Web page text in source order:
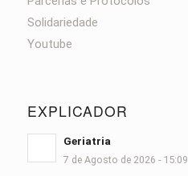
Solidariedade
Youtube
EXPLICADOR
Geriatria
7 de Agosto de 2026 - 15:09